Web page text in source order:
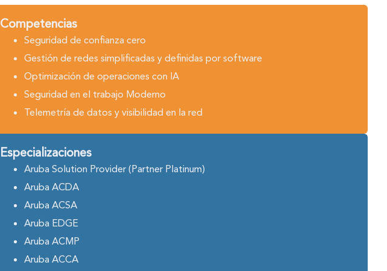
Competencias
Seguridad de confianza cero
Gestión de redes simplificadas y definidas por software
Optimización de operaciones con IA
Seguridad en el trabajo Moderno
Telemetría de datos y visibilidad en la red
Especializaciones
Aruba Solution Provider (Partner Platinum)
Aruba ACDA
Aruba ACSA
Aruba EDGE
Aruba ACMP
Aruba ACCA